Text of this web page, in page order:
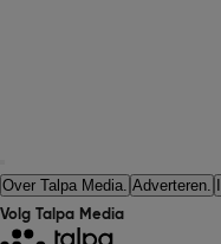
Over Talpa Media. Adverteren.
Volg Talpa Media